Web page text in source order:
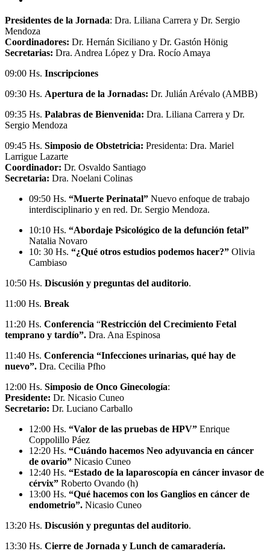
Presidentes de la Jornada: Dra. Liliana Carrera y Dr. Sergio
Mendoza
Coordinadores: Dr. Hernán Siciliano y Dr. Gastón Hönig
Secretarias: Dra. Andrea López y Dra. Rocío Amaya
09:00 Hs. Inscripciones
09:30 Hs. Apertura de la Jornadas: Dr. Julián Arévalo (AMBB)
09:35 Hs. Palabras de Bienvenida: Dra. Liliana Carrera y Dr.
Sergio Mendoza
09:45 Hs. Simposio de Obstetricia: Presidenta: Dra. Mariel
Larrigue Lazarte
Coordinador: Dr. Osvaldo Santiago
Secretaria: Dra. Noelani Colinas
09:50 Hs. “Muerte Perinatal” Nuevo enfoque de trabajo
interdisciplinario y en red. Dr. Sergio Mendoza.
10:10 Hs. “Abordaje Psicológico de la defunción fetal”
Natalia Novaro
10: 30 Hs. “¿Qué otros estudios podemos hacer?” Olivia
Cambiaso
10:50 Hs. Discusión y preguntas del auditorio.
11:00 Hs. Break
11:20 Hs. Conferencia “Restricción del Crecimiento Fetal
temprano y tardío”. Dra. Ana Espinosa
11:40 Hs. Conferencia “Infecciones urinarias, qué hay de
nuevo”. Dra. Cecilia Pfho
12:00 Hs. Simposio de Onco Ginecología:
Presidente: Dr. Nicasio Cuneo
Secretario: Dr. Luciano Carballo
12:00 Hs. “Valor de las pruebas de HPV” Enrique
Coppolillo Páez
12:20 Hs. “Cuándo hacemos Neo adyuvancia en cáncer
de ovario” Nicasio Cuneo
12:40 Hs. “Estado de la laparoscopía en cáncer invasor de
cérvix” Roberto Ovando (h)
13:00 Hs. “Qué hacemos con los Ganglios en cáncer de
endometrio”. Nicasio Cuneo
13:20 Hs. Discusión y preguntas del auditorio.
13:30 Hs. Cierre de Jornada y Lunch de camaradería.